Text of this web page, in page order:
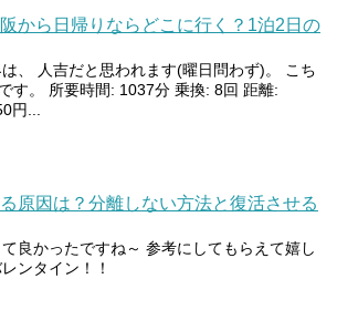
から日帰りならどこに行く？1泊2日の
、 人吉だと思われます(曜日問わず)。 こち
す。 所要時間: 1037分 乗換: 8回 距離:
円...
原因は？分離しない方法と復活させる
良かったですね～ 参考にしてもらえて嬉し
ンタイン！！